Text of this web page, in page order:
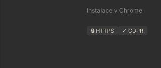
Instalace v Chrome
🔒 HTTPS ✓ GDPR